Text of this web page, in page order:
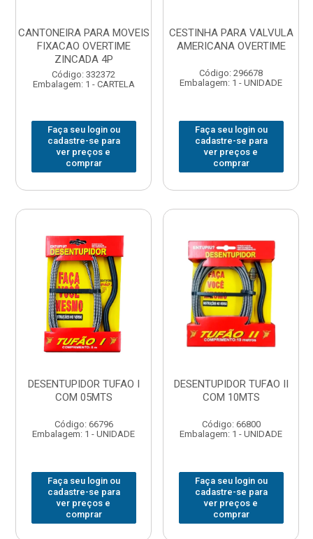
CANTONEIRA PARA MOVEIS
FIXACAO OVERTIME
ZINCADA 4P
Código: 332372
Embalagem: 1 - CARTELA
Faça seu login ou
cadastre-se para
ver preços e
comprar
CESTINHA PARA VALVULA
AMERICANA OVERTIME
Código: 296678
Embalagem: 1 - UNIDADE
Faça seu login ou
cadastre-se para
ver preços e
comprar
DESENTUPIDOR TUFAO I
COM 05MTS
Código: 66796
Embalagem: 1 - UNIDADE
Faça seu login ou
cadastre-se para
ver preços e
comprar
DESENTUPIDOR TUFAO II
COM 10MTS
Código: 66800
Embalagem: 1 - UNIDADE
Faça seu login ou
cadastre-se para
ver preços e
comprar